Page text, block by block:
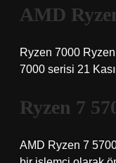
AMD
Ryzen 7000
7000 serisi 21
Ryzen 7
AMD Ryzen 7